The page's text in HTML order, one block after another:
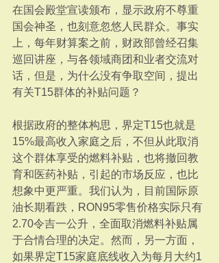
在国会殿堂宣读颁布，显示政府不尊重
国会神圣，也刻意忽悠人民群众。事实
上，每年财算案之前，财政部曾经召集
巡回讲座，与各领域商团和业者交流对
话，但是，为什么没有争取空间，提出
有关T15群体的补贴问题？
根据政府的整体构思，界定T15也就是
15%最高收入家庭之后，不但从此取消
这个群体享受的燃料补贴，也将撤回教
育和医药补贴，引起的市场反应，也比
想象中更严重。我们认为，目前国际原
油长期看跌，RON95零售价格实际只有
2.70令吉一公升，全面取消燃料补贴属
于合情合理的决定。然而，另一方面，
如果界定T15家庭底线收入为每月大约1